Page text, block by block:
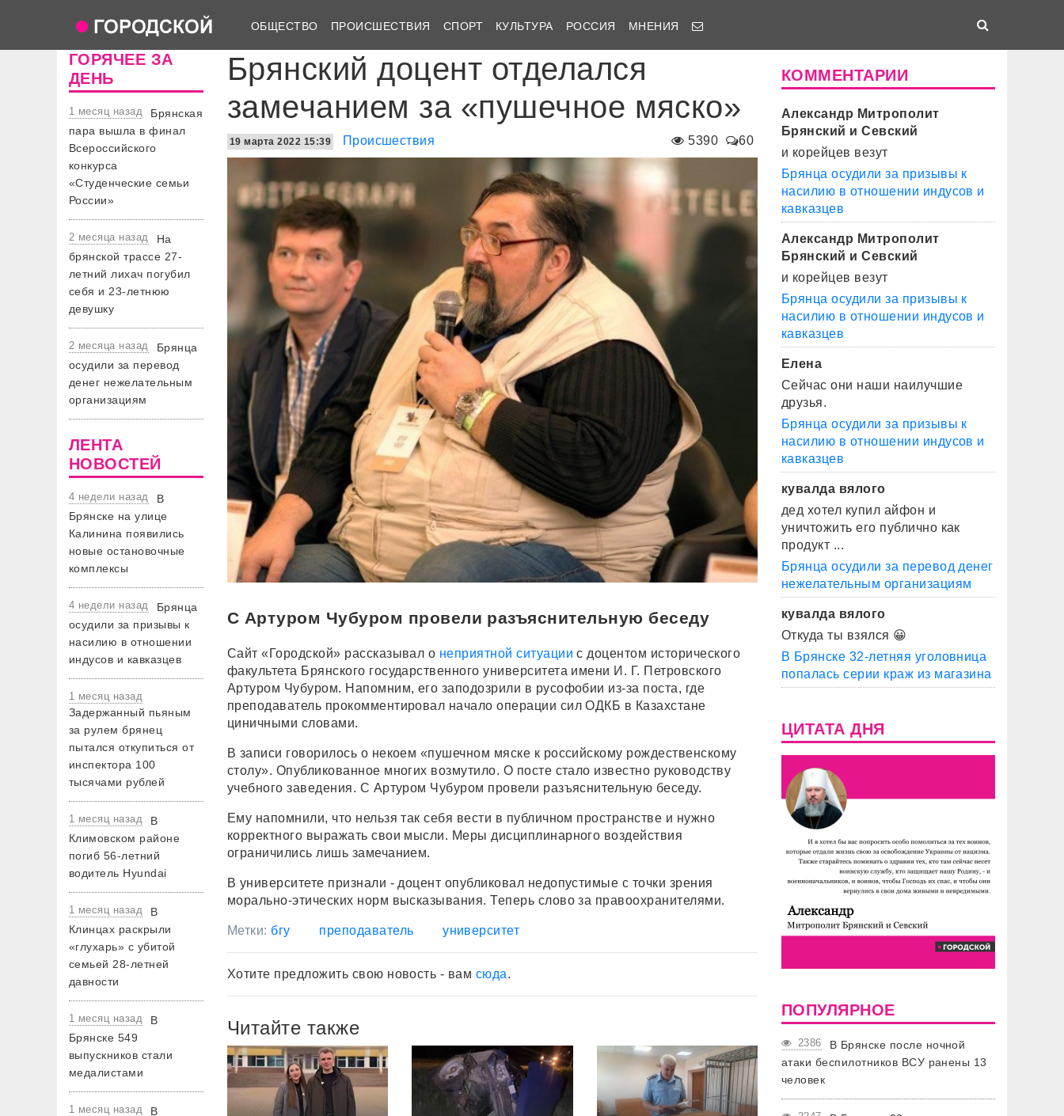
ОБЩЕСТВО ПРОИСШЕСТВИЯ СПОРТ КУЛЬТУРА РОССИЯ МНЕНИЯ
ГОРЯЧЕЕ ЗА
ДЕНЬ
1 месяц назад
Брянская
пара вышла в финал
Всероссийского
конкурса
«Студенческие семьи
России»
2 месяца назад
На
брянской трассе 27-
летний лихач погубил
себя и 23-летнюю
девушку
2 месяца назад
Брянца
осудили за перевод
денег нежелательным
организациям
ЛЕНТА
НОВОСТЕЙ
4 недели назад
В
Брянске на улице
Калинина появились
новые остановочные
комплексы
4 недели назад
Брянца
осудили за призывы к
насилию в отношении
индусов и кавказцев
1 месяц назад
Задержанный пьяным
за рулем брянец
пытался откупиться от
инспектора 100
тысячами рублей
1 месяц назад
В
Климовском районе
погиб 56-летний
водитель Hyundai
1 месяц назад
В
Клинцах раскрыли
«глухарь» с убитой
семьей 28-летней
давности
1 месяц назад
В
Брянске 549
выпускников стали
медалистами
1 месяц назад
В
Брянский доцент отделался
замечанием за «пушечное мяско»
5390 60
19 марта 2022 15:39 Происшествия
С Артуром Чубуром провели разъяснительную беседу
Сайт «Городской» рассказывал о неприятной ситуации с доцентом исторического
факультета Брянского государственного университета имени И. Г. Петровского
Артуром Чубуром. Напомним, его заподозрили в русофобии из-за поста, где
преподаватель прокомментировал начало операции сил ОДКБ в Казахстане
циничными словами.
В записи говорилось о некоем «пушечном мяске к российскому рождественскому
столу». Опубликованное многих возмутило. О посте стало известно руководству
учебного заведения. С Артуром Чубуром провели разъяснительную беседу.
Ему напомнили, что нельзя так себя вести в публичном пространстве и нужно
корректного выражать свои мысли. Меры дисциплинарного воздействия
ограничились лишь замечанием.
В университете признали - доцент опубликовал недопустимые с точки зрения
морально-этических норм высказывания. Теперь слово за правоохранителями.
Метки: бгу преподаватель университет
Хотите предложить свою новость - вам сюда.
Читайте также
КОММЕНТАРИИ
Александр Митрополит
Брянский и Севский
и корейцев везут
Брянца осудили за призывы к
насилию в отношении индусов и
кавказцев
Александр Митрополит
Брянский и Севский
и корейцев везут
Брянца осудили за призывы к
насилию в отношении индусов и
кавказцев
Елена
Сейчас они наши наилучшие
друзья.
Брянца осудили за призывы к
насилию в отношении индусов и
кавказцев
кувалда вялого
дед хотел купил айфон и
уничтожить его публично как
продукт ...
Брянца осудили за перевод денег
нежелательным организациям
кувалда вялого
Откуда ты взялся 😀
В Брянске 32-летняя уголовница
попалась серии краж из магазина
ЦИТАТА ДНЯ
ПОПУЛЯРНОЕ
2386
В Брянске после ночной
атаки беспилотников ВСУ ранены 13
человек